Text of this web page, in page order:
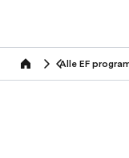
home Alle EF